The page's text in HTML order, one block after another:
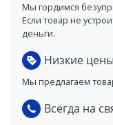
Мы гордимся
Если товар не
деньги.
Низкие цены
Мы предлагаем
Всегда на